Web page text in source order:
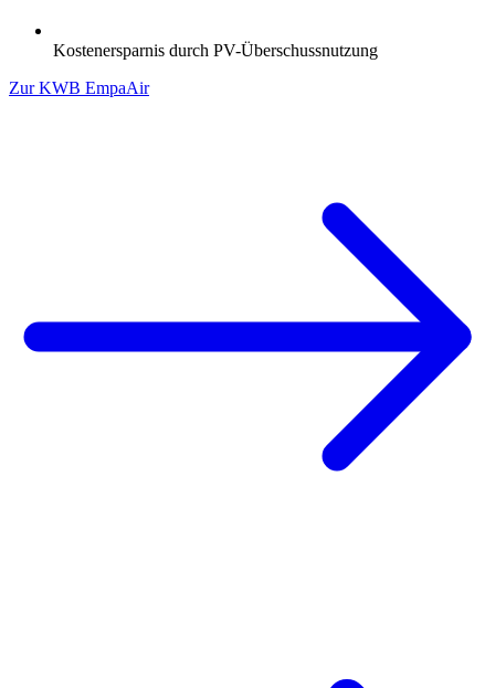
Kostenersparnis durch PV-Überschussnutzung
Zur KWB EmpaAir